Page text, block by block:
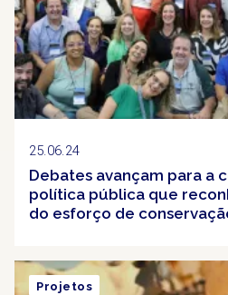
25.06.24
Debates avançam para a
política pública que
do esforço de
Projetos